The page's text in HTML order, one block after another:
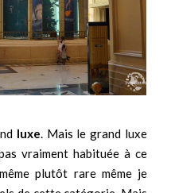
luxe. Mais le grand luxe
vraiment habituée à ce
plutôt rare même je